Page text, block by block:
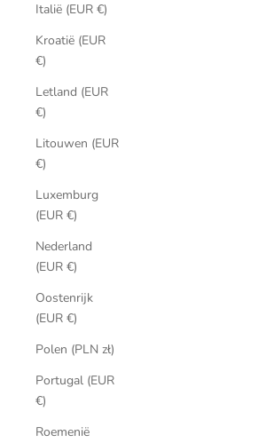
Italië (EUR €)
Kroatië (EUR
€)
Letland (EUR
€)
Litouwen (EUR
€)
Luxemburg
(EUR €)
Nederland
(EUR €)
Oostenrijk
(EUR €)
Polen (PLN zł)
Portugal (EUR
€)
Roemenië